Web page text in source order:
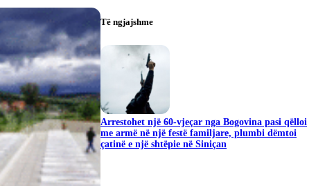
Të ngjajshme
Arrestohet një 60-vjeçar nga Bogovina pasi qëlloi
me armë në një festë familjare, plumbi dëmtoi
çatinë e një shtëpie në Siniçan